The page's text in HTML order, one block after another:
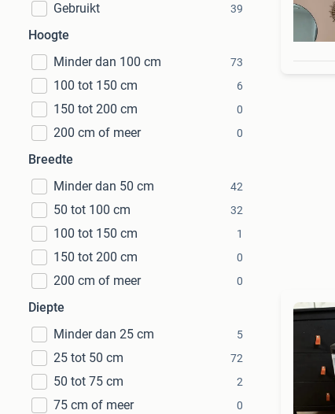
Gebruikt 39
Hoogte
Minder dan 100 cm
73
100 tot 150 cm 6
150 tot 200 cm 0
200 cm of meer 0
Breedte
Minder dan 50 cm
42
50 tot 100 cm 32
100 tot 150 cm 1
150 tot 200 cm 0
200 cm of meer 0
Diepte
Minder dan 25 cm
5
25 tot 50 cm 72
50 tot 75 cm 2
75 cm of meer 0